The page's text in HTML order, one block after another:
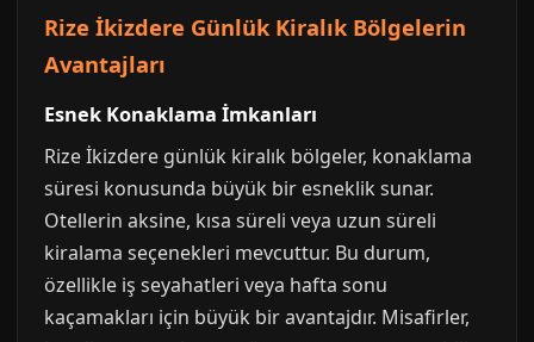
Rize İkizdere Günlük Kiralık Bölgelerin
Avantajları
Esnek Konaklama İmkanları
Rize İkizdere günlük kiralık bölgeler, konaklama
süresi konusunda büyük bir esneklik sunar.
Otellerin aksine, kısa süreli veya uzun süreli
kiralama seçenekleri mevcuttur. Bu durum,
özellikle iş seyahatleri veya hafta sonu
kaçamakları için büyük bir avantajdır. Misafirler,